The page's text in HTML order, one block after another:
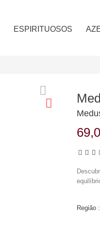
ESPIRITUOSOS
Região :